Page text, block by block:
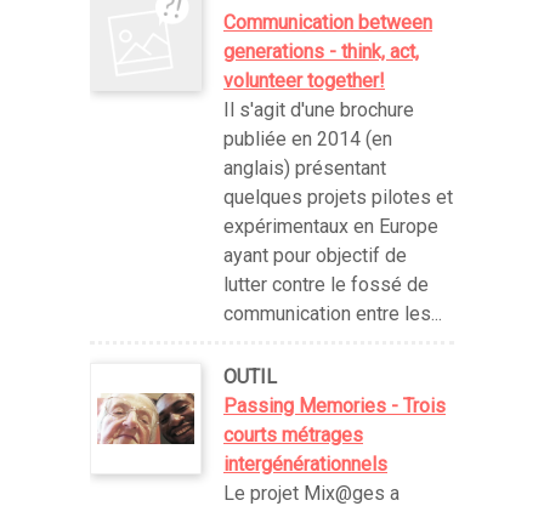
Communication between
generations - think, act,
volunteer together!
Il s'agit d'une brochure
publiée en 2014 (en
anglais) présentant
quelques projets pilotes et
expérimentaux en Europe
ayant pour objectif de
lutter contre le fossé de
communication entre les...
OUTIL
Passing Memories - Trois
courts métrages
intergénérationnels
Le projet Mix@ges a